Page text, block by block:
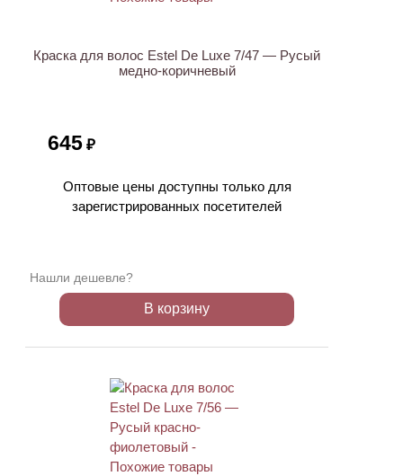
Краска для волос Estel De Luxe 7/47 — Русый
медно-коричневый
645 ₽
Оптовые цены доступны только для
зарегистрированных посетителей
Нашли дешевле?
В корзину